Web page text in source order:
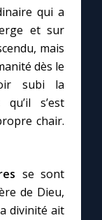
qui a
et sur
mais
dès le
subi la
s’est
chair.
se sont
de Dieu,
divinité ait